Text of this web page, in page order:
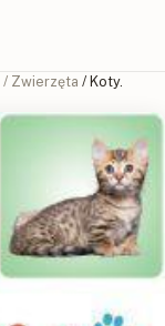
/ Zwierzęta / Koty.